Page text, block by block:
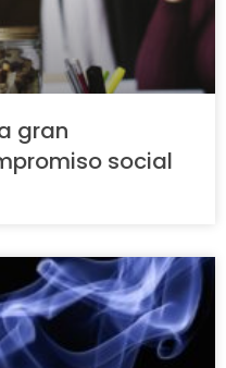
gran
social